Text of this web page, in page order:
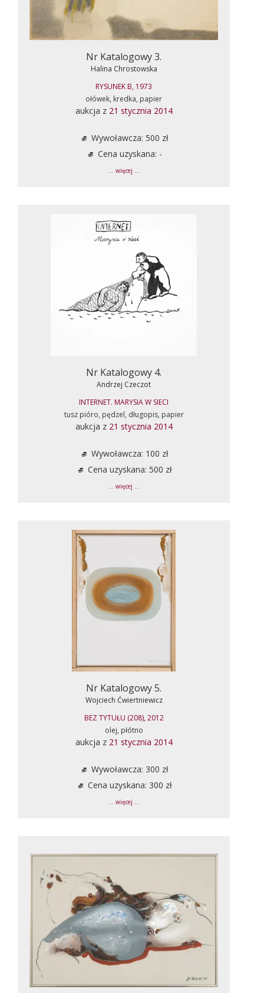
Nr Katalogowy 3.
Halina Chrostowska
RYSUNEK B, 1973
ołówek, kredka, papier
aukcja z 21 stycznia 2014
Wywoławcza: 500 zł
Cena uzyskana: -
... więcej ...
Nr Katalogowy 4.
Andrzej Czeczot
INTERNET. MARYSIA W SIECI
tusz pióro, pędzel, długopis, papier
aukcja z 21 stycznia 2014
Wywoławcza: 100 zł
Cena uzyskana: 500 zł
... więcej ...
Nr Katalogowy 5.
Wojciech Ćwiertniewicz
BEZ TYTUŁU (208), 2012
olej, płótno
aukcja z 21 stycznia 2014
Wywoławcza: 300 zł
Cena uzyskana: 300 zł
... więcej ...